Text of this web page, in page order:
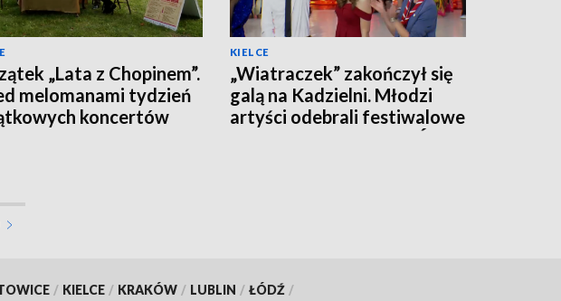
„Lata z Chopinem”.
melomanami tydzień
koncertów
KIELCE
„Wiatraczek” zakończył się
galą na Kadzielni. Młodzi
artyści odebrali festiwalowe
Jodły [LISTA LAUREATÓW]
/ KIELCE / KRAKÓW / LUBLIN / ŁÓDŹ /